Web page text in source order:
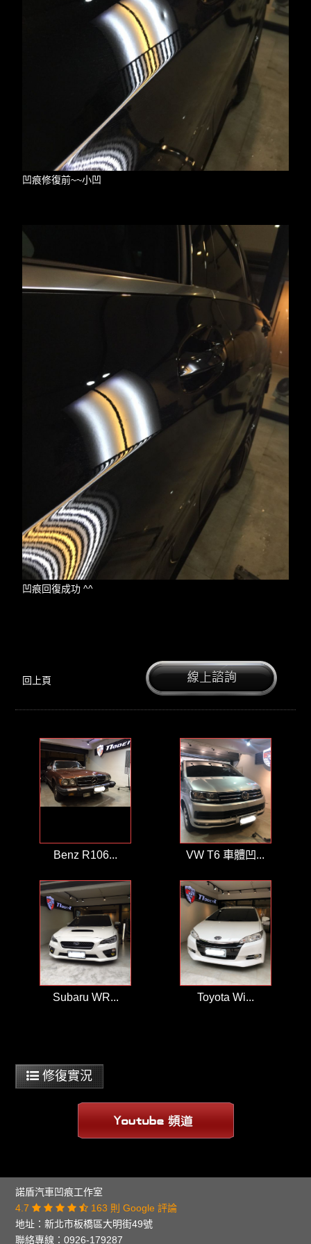
凹痕修復前~~小凹
凹痕回復成功 ^^
回上頁
Benz R106... VW T6 車體凹...
Subaru WR... Toyota Wi...
修復實況
諾盾汽車凹痕工作室
4.7
163 則 Google 評論
地址：新北市板橋區大明街49號
聯絡專線：0926-179287